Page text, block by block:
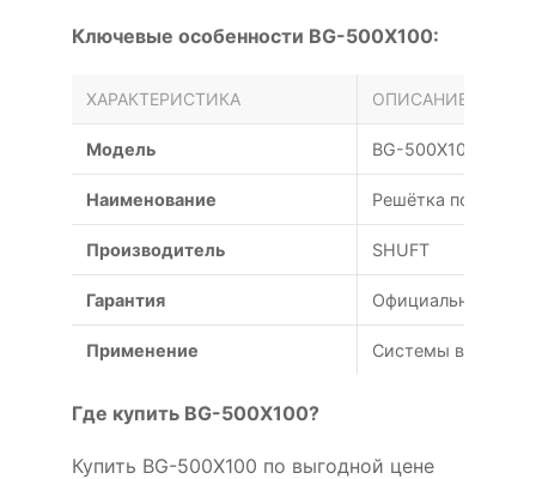
Ключевые особенности BG-500X100:
ХАРАКТЕРИСТИКА ОПИСАНИЕ
Модель BG-500X100
Наименование Решётка
Производитель SHUFT
Гарантия Официальная
Применение Системы
Где купить BG-500X100?
Купить BG-500X100 по выгодной цене